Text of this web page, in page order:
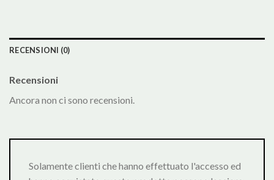
RECENSIONI (0)
Recensioni
Ancora non ci sono recensioni.
Solamente clienti che hanno effettuato l'accesso ed